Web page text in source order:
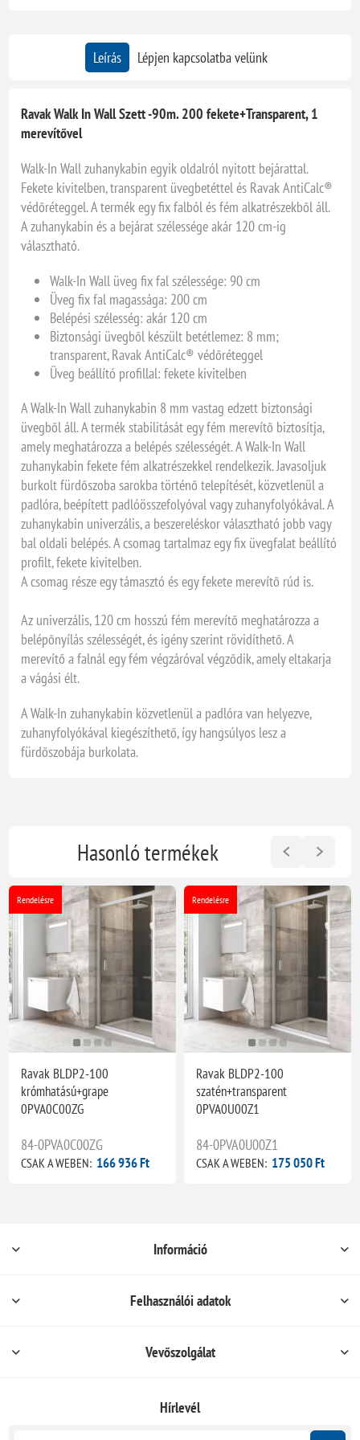
Leírás Lépjen kapcsolatba velünk
Ravak Walk In Wall Szett -90m. 200 fekete+Transparent, 1
merevítővel
Walk-In Wall zuhanykabin egyik oldalról nyitott bejárattal.
Fekete kivitelben, transparent üvegbetéttel és Ravak AntiCalc®
védőréteggel. A termék egy fix falból és fém alkatrészekből áll.
A zuhanykabin és a bejárat szélessége akár 120 cm-ig
választható.
Walk-In Wall üveg fix fal szélessége: 90 cm
Üveg fix fal magassága: 200 cm
Belépési szélesség: akár 120 cm
Biztonsági üvegből készült betétlemez: 8 mm;
transparent, Ravak AntiCalc® védőréteggel
Üveg beállító profillal: fekete kivitelben
A Walk-In Wall zuhanykabin 8 mm vastag edzett biztonsági
üvegből áll. A termék stabilitását egy fém merevítő biztosítja,
amely meghatározza a belépés szélességét. A Walk-In Wall
zuhanykabin fekete fém alkatrészekkel rendelkezik. Javasoljuk
burkolt fürdőszoba sarokba történő telepítését, közvetlenül a
padlóra, beépített padlóösszefolyóval vagy zuhanyfolyókával. A
zuhanykabin univerzális, a beszereléskor választható jobb vagy
bal oldali belépés. A csomag tartalmaz egy fix üvegfalat beállító
profilt, fekete kivitelben.
A csomag része egy támasztó és egy fekete merevítő rúd is.
Az univerzális, 120 cm hosszú fém merevítő meghatározza a
belépőnyílás szélességét, és igény szerint rövidíthető. A
merevítő a falnál egy fém végzáróval végződik, amely eltakarja
a vágási élt.
A Walk-In zuhanykabin közvetlenül a padlóra van helyezve,
zuhanyfolyókával kiegészíthető, így hangsúlyos lesz a
fürdőszobája burkolata.
Hasonló termékek
Rendelésre
Ravak BLDP2-100
krómhatású+grape
0PVA0C00ZG
84-0PVA0C00ZG
CSAK A WEBEN: 166 936 Ft
Rendelésre
Ravak BLDP2-100
szatén+transparent
0PVA0U00Z1
84-0PVA0U00Z1
CSAK A WEBEN: 175 050 Ft
Információ
Felhasználói adatok
Vevőszolgálat
Hírlevél